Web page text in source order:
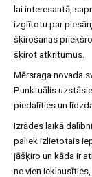
lai interesantā,
izglītotu par
šķirošanas
šķirot atkritumus.
Mērsraga novada
Punktuālis
piedalīties un
Izrādes laikā
paliek izlietotais
jāšķiro un kāda ir
ne vien